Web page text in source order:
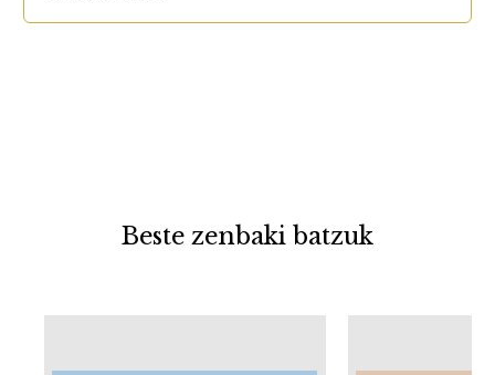
Beste zenbaki batzuk